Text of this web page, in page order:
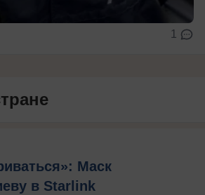
1
Маск
в Starlink